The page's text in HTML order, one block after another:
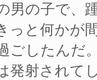
男の子で、
っと何かが
ごしたんだ
発射されて